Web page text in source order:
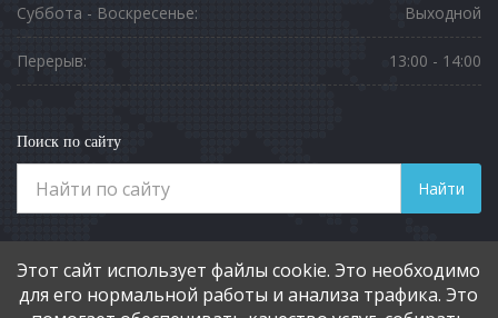
Суббота - Воскресенье: Выходной
Перерыв: 13:00 - 14:00
Поиск по сайту
Найти
Телефоны
8 (3812) 901-551
Этот сайт использует файлы cookie. Это необходимо
для его нормальной работы и анализа трафика. Это